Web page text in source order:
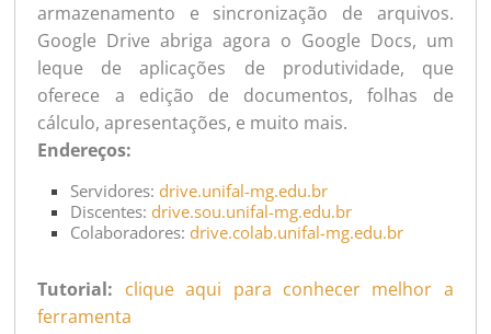
armazenamento e sincronização de arquivos.
Google Drive abriga agora o Google Docs, um
leque de aplicações de produtividade, que
oferece a edição de documentos, folhas de
cálculo, apresentações, e muito mais.
Endereços:
Servidores: drive.unifal-mg.edu.br
Discentes: drive.sou.unifal-mg.edu.br
Colaboradores: drive.colab.unifal-mg.edu.br
Tutorial: clique aqui para conhecer melhor a
ferramenta